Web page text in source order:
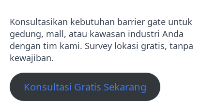
Konsultasikan kebutuhan barrier gate untuk
gedung, mall, atau kawasan industri Anda
dengan tim kami. Survey lokasi gratis, tanpa
kewajiban.
Konsultasi Gratis Sekarang